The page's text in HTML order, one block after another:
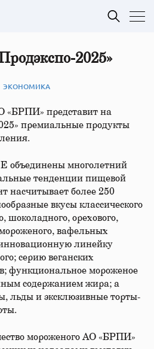
2025»
ЭКОНОМИКА
«БРПИ» представит на
премиальные продукты
объединены многолетний
тенденции пищевой
насчитывает более 250
вкусы классического
шоколадного, орехового,
вафельных
линейку
серию веганских
функциональное мороженое
содержанием жира; а
льды и эксклюзивные торты-
мороженого АО «БРПИ»